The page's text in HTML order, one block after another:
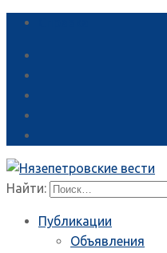
Найти:
Публикации
Объявления